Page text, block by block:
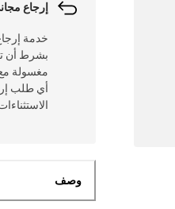
إرجاع
بشرط أن
مغسولة مع
أي طلب
وصف